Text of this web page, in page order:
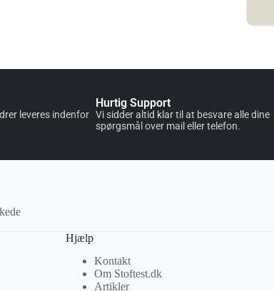
leveres indenfor
Hurtig Support
Vi sidder altid klar til at besvare alle dine
spørgsmål over mail eller telefon.
Hjælp
Kontakt
Om Stoftest.dk
Artikler